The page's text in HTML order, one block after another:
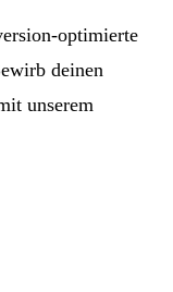
optimierte
deinen
unserem